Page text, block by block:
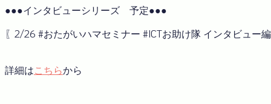
●●●インタビューシリーズ 予定●●●
〖2/26 #おたがいハマセミナー #ICTお助け隊 インタビュー
詳細はこちらから